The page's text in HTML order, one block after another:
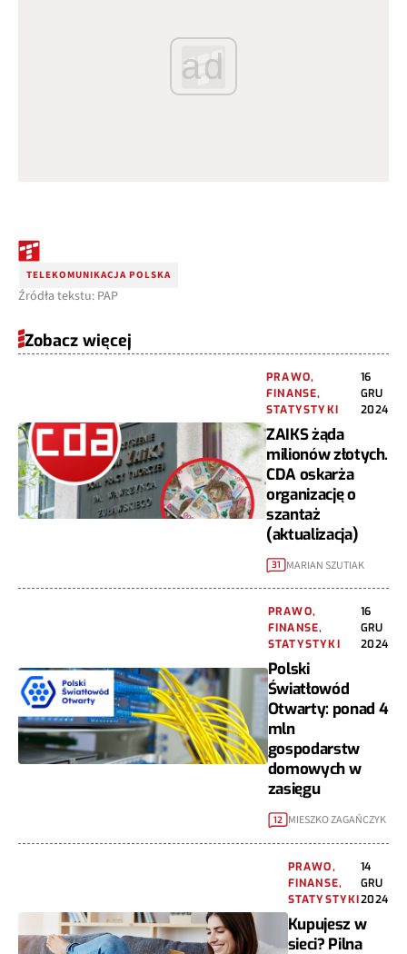
ad
TELEKOMUNIKACJA POLSKA
Źródła tekstu: PAP
Zobacz więcej
PRAWO,
FINANSE,
STATYSTYKI
16
GRU
2024
ZAIKS żąda
milionów złotych.
CDA oskarża
organizację o
szantaż
(aktualizacja)
31 MARIAN SZUTIAK
PRAWO,
FINANSE,
STATYSTYKI
16
GRU
2024
Polski
Światłowód
Otwarty: ponad 4
mln
gospodarstw
domowych w
zasięgu
12 MIESZKO ZAGAŃCZYK
PRAWO,
FINANSE,
STATYSTYKI
14
GRU
2024
Kupujesz w
sieci? Pilna